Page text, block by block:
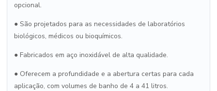
opcional.
● São projetados para as necessidades de laboratórios
biológicos, médicos ou bioquímicos.
● Fabricados em aço inoxidável de alta qualidade.
● Oferecem a profundidade e a abertura certas para cada
aplicação, com volumes de banho de 4 a 41 litros.